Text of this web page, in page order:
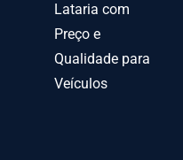
Lataria com
Preço e
Qualidade para
Veículos